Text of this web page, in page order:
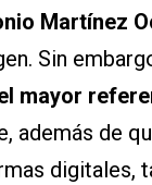
Martínez
Sin
mayor
además de
digitales,